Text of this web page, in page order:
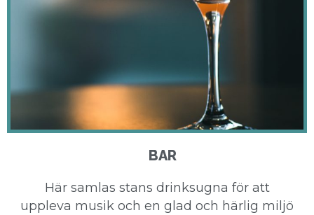
BAR
Här samlas stans drinksugna för att
uppleva musik och en glad och härlig miljö